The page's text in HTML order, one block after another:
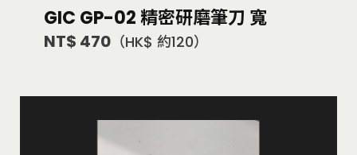
GIC GP-02 精密研磨筆刀 寬
NT$ 470 （HK$ 約120）